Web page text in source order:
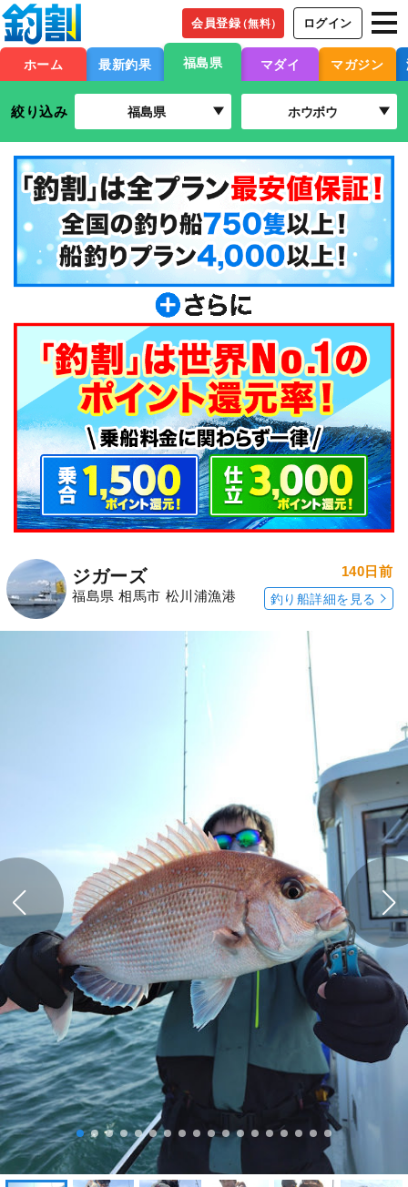
会員登録（無料） ログイン
ホーム 最新釣果 福島県 マダイ マガジン
絞り込み 福島県 ホウボウ
ジガーズ
福島県 相馬市 松川浦漁港
140日前
釣り船詳細を見る